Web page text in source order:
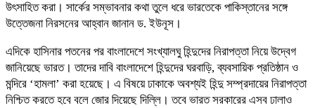
উৎসাহিত করা। সার্কের সম্ভাবনার কথা তুলে ধরে ভারতেকে পাকিস্তানের সঙ্গে
উত্তেজনা নিরসনের আহ্বান জানান ড. ইউনূস।
এদিকে হাসিনার পতনের পর বাংলাদেশে সংখ্যালঘু হিন্দুদের নিরাপত্তা নিয়ে উদ্বেগ
জানিয়েছে ভারত। তাদের দাবি বাংলাদেশে হিন্দুদের ঘরবাড়ি, ব্যবসায়িক প্রতিষ্ঠান ও
মন্দিরে ‘হামলা’ করা হয়েছে। এ বিষয়ে ঢাকাকে অবশ্যই হিন্দু সম্প্রদায়ের নিরাপত্তা
নিশ্চিত করতে হবে বলে জোর দিয়েছে দিল্লি। তবে ভারত সরকারের এসব ঢালাও